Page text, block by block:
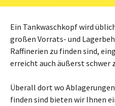
Ein Tankwaschkopf wird
großen Vorrats- und
Raffinerien zu finden sind,
erreicht auch äußerst schwer
Überall dort wo
finden sind bieten wir Ihnen